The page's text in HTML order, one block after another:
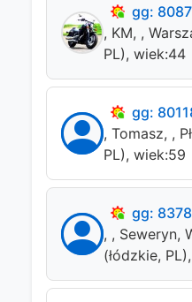
gg:
, KM, ,
PL), wiek:44
gg:
, Tomasz, ,
PL), wiek:59
gg:
, , Seweryn,
(łódzkie,